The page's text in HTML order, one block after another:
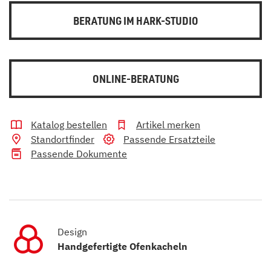
BERATUNG IM HARK-STUDIO
ONLINE-BERATUNG
Katalog bestellen
Artikel merken
Standortfinder
Passende Ersatzteile
Passende Dokumente
Design
Handgefertigte Ofenkacheln